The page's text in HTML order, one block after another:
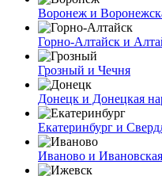
Воронеж и
Горно-Алтайск и
Грозный и Чечня
Донецк и Донецкая
Екатеринбург и
Иваново и